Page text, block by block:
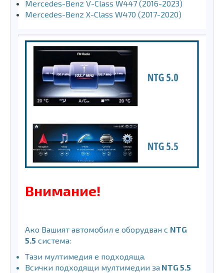
Mercedes-Benz V-Class W447 (2016-2023)
Mercedes-Benz X-Class W470 (2017-2020)
Внимание!
Ако Вашият автомобил е оборудван с NTG
5.5 система:
Тази мултимедия е подходяща.
Всички подходящи мултимедии за NTG 5.5